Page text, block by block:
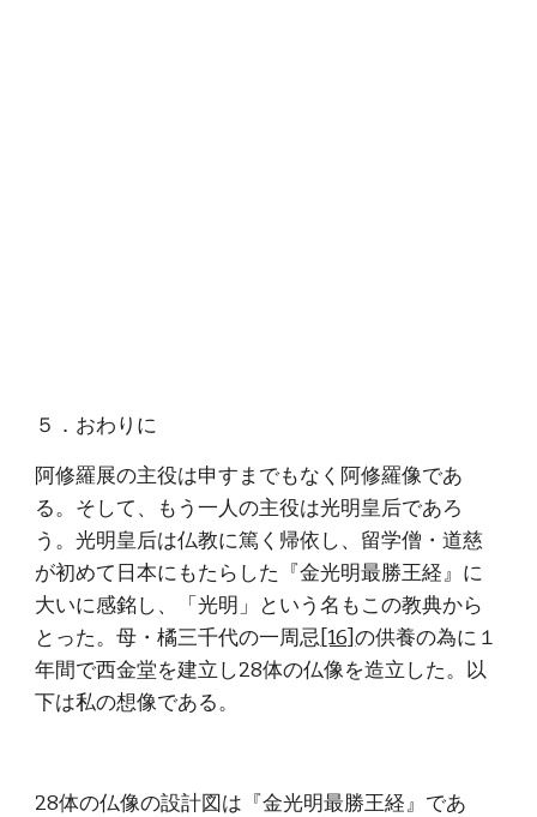
５．おわりに
阿修羅展の主役は申すまでもなく阿修羅像であ
る。そして、もう一人の主役は光明皇后であろ
う。光明皇后は仏教に篤く帰依し、留学僧・道慈
が初めて日本にもたらした『金光明最勝王経』に
大いに感銘し、「光明」という名もこの教典から
とった。母・橘三千代の一周忌 [16]の供養の為に１
年間で西金堂を建立し28体の仏像を造立した。以
下は私の想像である。
28体の仏像の設計図は『金光明最勝王経』であ